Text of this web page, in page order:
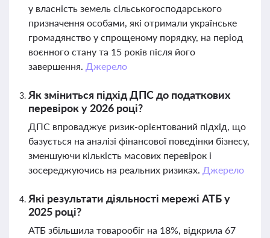
у власність земель сільськогосподарського
призначення особами, які отримали українське
громадянство у спрощеному порядку, на період
воєнного стану та 15 років після його
завершення. Джерело
Як зміниться підхід ДПС до податкових
перевірок у 2026 році?
ДПС впроваджує ризик-орієнтований підхід, що
базується на аналізі фінансової поведінки бізнесу,
зменшуючи кількість масових перевірок і
зосереджуючись на реальних ризиках. Джерело
Які результати діяльності мережі АТБ у
2025 році?
АТБ збільшила товарообіг на 18%, відкрила 67